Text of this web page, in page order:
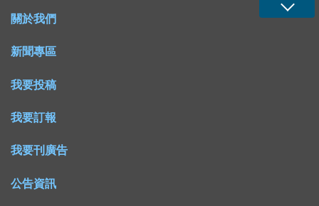
關於我們
新聞專區
我要投稿
我要訂報
我要刊廣告
公告資訊